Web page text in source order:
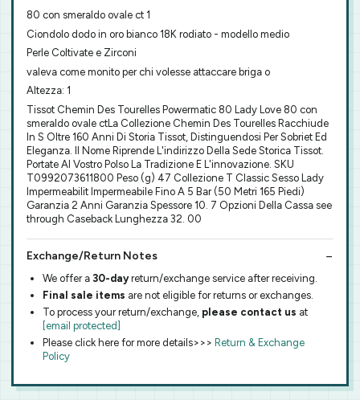
80 con smeraldo ovale ct 1
Ciondolo dodo in oro bianco 18K rodiato - modello medio
Perle Coltivate e Zirconi
valeva come monito per chi volesse attaccare briga o
Altezza: 1
Tissot Chemin Des Tourelles Powermatic 80 Lady Love 80 con
smeraldo ovale ctLa Collezione Chemin Des Tourelles Racchiude
In S Oltre 160 Anni Di Storia Tissot, Distinguendosi Per Sobriet Ed
Eleganza. Il Nome Riprende L'indirizzo Della Sede Storica Tissot.
Portate Al Vostro Polso La Tradizione E L'innovazione. SKU
T0992073611800 Peso (g) 47 Collezione T Classic Sesso Lady
Impermeabilit Impermeabile Fino A 5 Bar (50 Metri 165 Piedi)
Garanzia 2 Anni Garanzia Spessore 10. 7 Opzioni Della Cassa see
through Caseback Lunghezza 32. 00
Exchange/Return Notes
We offer a 30-dayreturn/exchange service after receiving.
Final sale items are not eligible for returns or exchanges.
To process your return/exchange, please contact us at
[email protected]
Please click here for more details>>> Return & Exchange
Policy